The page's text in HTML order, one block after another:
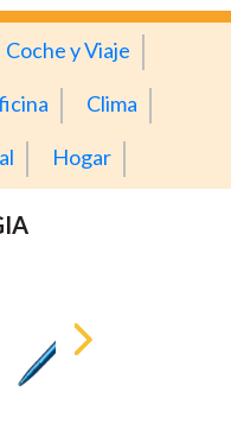
Coche y Viaje
Clima
Hogar